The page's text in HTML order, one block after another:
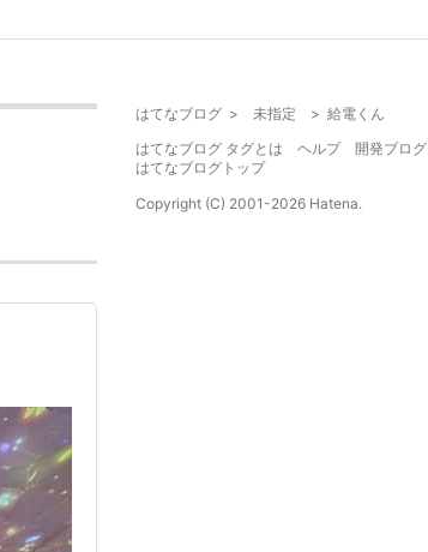
はてなブログ > 未指定 > 給電くん
はてなブログ タグとは
ヘルプ
開発ブログ
はてなブログトップ
Copyright (C) 2001-2026 Hatena.